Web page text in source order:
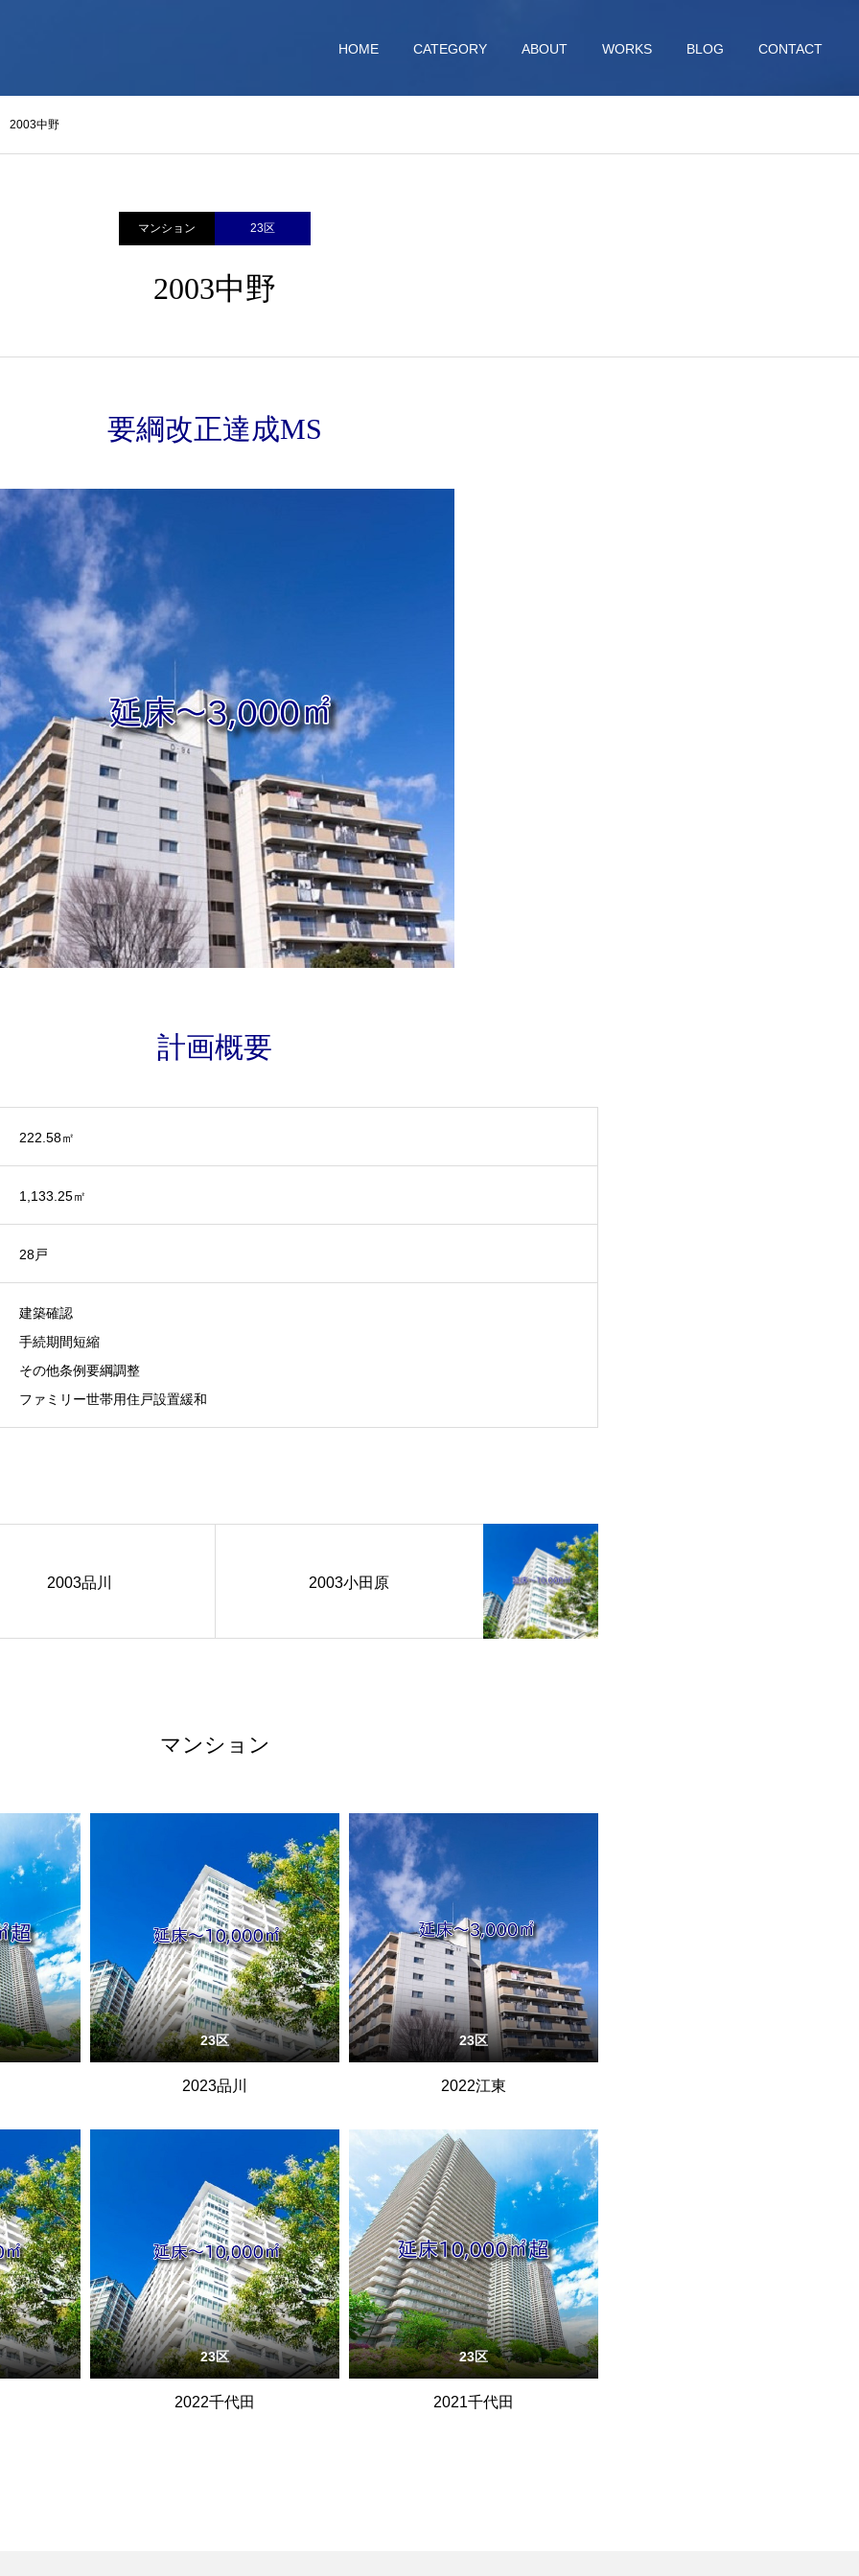
HOME CATEGORY ABOUT WORKS BLOG CONTACT
2003中野
マンション 23区
2003中野
要綱改正達成MS
計画概要
222.58㎡
1,133.25㎡
28戸
建築確認
手続期間短縮
その他条例要綱調整
ファミリー世帯用住戸設置緩和
2003品川 2003小田原
マンション
23区
2023品川
23区
2022江東
23区
2022千代田
23区
2021千代田